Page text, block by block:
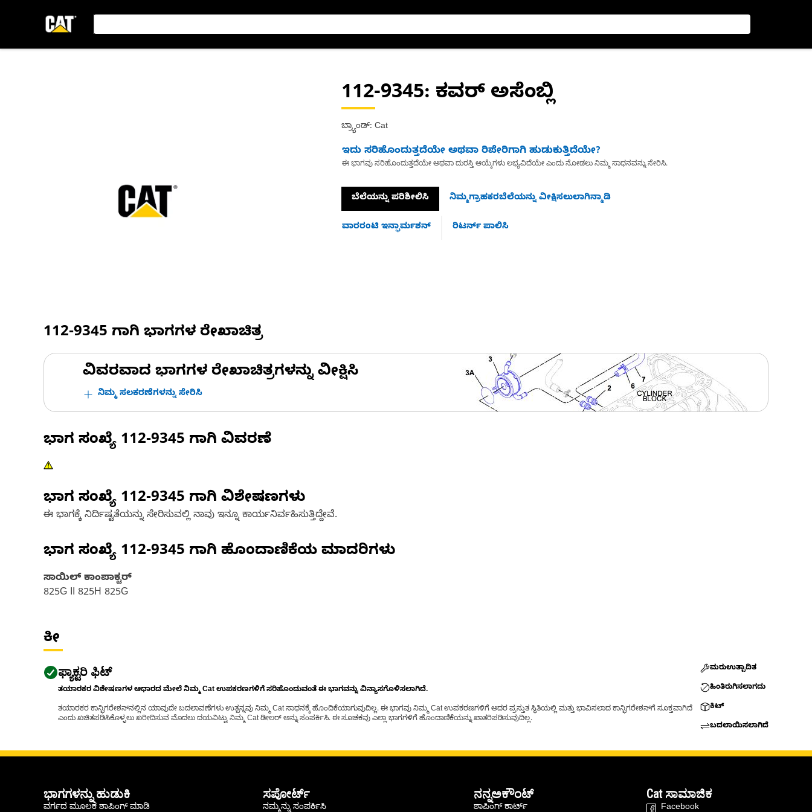
112-9345: ಕವರ್ ಅಸೆಂಬ್ಲಿ
ಬ್ರ್ಯಾಂಡ್: Cat
ಇದು ಸರಿಹೊಂದುತ್ತದೆಯೇ ಅಥವಾ ರಿಪೇರಿಗಾಗಿ ಹುಡುಕುತ್ತಿದೆಯೇ?
ಈ ಭಾಗವು ಸರಿಹೊಂದುತ್ತದೆಯೇ ಅಥವಾ ದುರಸ್ತಿ ಆಯ್ಕೆಗಳು ಲಭ್ಯವಿದೆಯೇ ಎಂದು ನೋಡಲು ನಿಮ್ಮ ಸಾಧನವನ್ನು ಸೇರಿಸಿ.
ಬೆಲೆಯನ್ನು ಪರಿಶೀಲಿಸಿ ನಿಮ್ಮಗ್ರಾಹಕರಬೆಲೆಯನ್ನು ವೀಕ್ಷಿಸಲುಲಾಗಿನ್ಮಾಡಿ
ವಾರರಂಟಿ ಇನ್ಫಾರ್ಮಶನ್ ರಿಟರ್ನ್ ಪಾಲಿಸಿ
112-9345 ಗಾಗಿ ಭಾಗಗಳ ರೇಖಾಚಿತ್ರ
ವಿವರವಾದ ಭಾಗಗಳ ರೇಖಾಚಿತ್ರಗಳನ್ನು ವೀಕ್ಷಿಸಿ
ನಿಮ್ಮ ಸಲಕರಣೆಗಳನ್ನು ಸೇರಿಸಿ
ಭಾಗ ಸಂಖ್ಯೆ 112-9345 ಗಾಗಿ ವಿವರಣೆ
ಭಾಗ ಸಂಖ್ಯೆ 112-9345 ಗಾಗಿ ವಿಶೇಷಣಗಳು
ಈ ಭಾಗಕ್ಕೆ ನಿರ್ದಿಷ್ಟತೆಯನ್ನು ಸೇರಿಸುವಲ್ಲಿ ನಾವು ಇನ್ನೂ ಕಾರ್ಯನಿರ್ವಹಿಸುತ್ತಿದ್ದೇವೆ.
ಭಾಗ ಸಂಖ್ಯೆ 112-9345 ಗಾಗಿ ಹೊಂದಾಣಿಕೆಯ ಮಾದರಿಗಳು
ಸಾಯಿಲ್ ಕಾಂಪಾಕ್ಟರ್
825G II 825H 825G
ಕೀ
ಫ್ಯಾಕ್ಟರಿ ಫಿಟ್
ತಯಾರಕರ ವಿಶೇಷಣಗಳ ಆಧಾರದ ಮೇಲೆ ನಿಮ್ಮ Cat ಉಪಕರಣಗಳಿಗೆ ಸರಿಹೊಂದುವಂತೆ ಈ ಭಾಗವನ್ನು ವಿನ್ಯಾಸಗೊಳಿಸಲಾಗಿದೆ.
ತಯಾರಕರ ಕಾನ್ಫಿಗರೇಶನ್‌ನಲ್ಲಿನ ಯಾವುದೇ ಬದಲಾವಣೆಗಳು ಉತ್ಪನ್ನವು ನಿಮ್ಮ Cat ಸಾಧನಕ್ಕೆ ಹೊಂದಿಕೆಯಾಗುವುದಿಲ್ಲ. ಈ ಭಾಗವು ನಿಮ್ಮ Cat ಉಪಕರಣಗಳಿಗೆ ಅದರ ಪ್ರಸ್ತುತ ಸ್ಥಿತಿಯಲ್ಲಿ ಮತ್ತು ಭಾವಿಸಲಾದ ಕಾನ್ಫಿಗರೇಶನ್‌ಗೆ ಸೂಕ್ತವಾಗಿದೆ
ಎಂದು ಖಚಿತಪಡಿಸಿಕೊಳ್ಳಲು ಖರೀದಿಸುವ ಮೊದಲು ದಯವಿಟ್ಟು ನಿಮ್ಮ Cat ಡೀಲರ್ ಅನ್ನು ಸಂಪರ್ಕಿಸಿ. ಈ ಸೂಚಕವು ಎಲ್ಲಾ ಭಾಗಗಳಿಗೆ ಹೊಂದಾಣಿಕೆಯನ್ನು ಖಾತರಿಪಡಿಸುವುದಿಲ್ಲ.
ಮರುಉತ್ಪಾದಿತ
ಹಿಂತಿರುಗಿಸಲಾಗದು
ಕಿಟ್
ಬದಲಾಯಿಸಲಾಗಿದೆ
ಭಾಗಗಳನ್ನು ಹುಡುಕಿ
ವರ್ಗದ ಮೂಲಕ ಶಾಪಿಂಗ್ ಮಾಡಿ
ಸಪೋರ್ಟ್
ನಮ್ಮನ್ನು ಸಂಪರ್ಕಿಸಿ
ನನ್ನಅಕೌಂಟ್
ಶಾಪಿಂಗ್ ಕಾರ್ಟ್
Cat ಸಾಮಾಜಿಕ
Facebook